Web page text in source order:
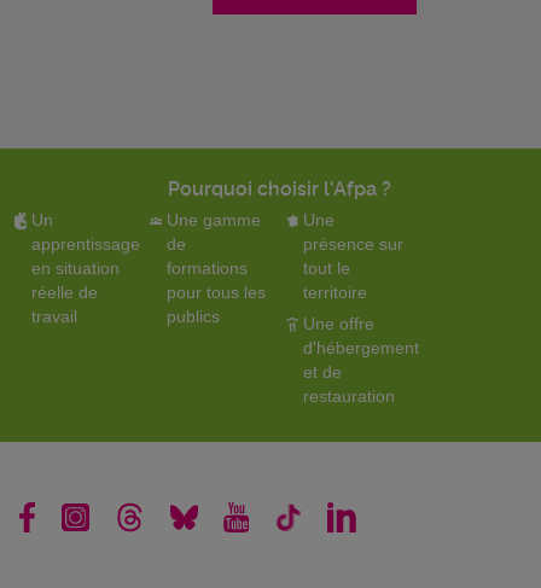
Pourquoi choisir l'Afpa ?
Un
apprentissage
en situation
réelle de
travail
Une gamme
de
formations
pour tous les
publics
Une
présence sur
tout le
territoire
Une offre
d'hébergement
et de
restauration